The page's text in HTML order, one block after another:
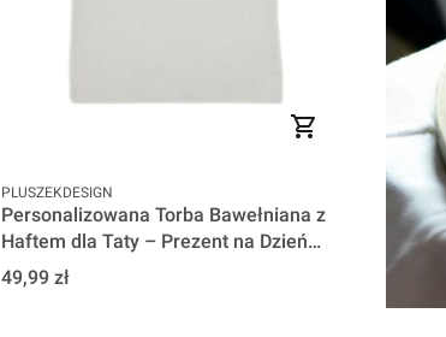
PRODUCENT
PLUSZEKDESIGN
Personalizowana Torba Bawełniana z
Haftem dla Taty – Prezent na Dzień
Ojca - Dad the legend
Cena
49,99 zł